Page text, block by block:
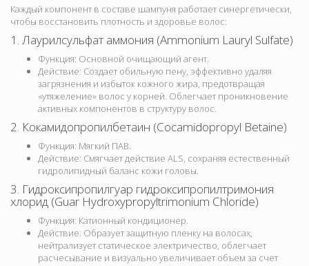
Каждый компонент в составе шампуня работает синергетически,
чтобы восстановить плотность и здоровье волос:
1. Лаурилсульфат аммония (Ammonium Lauryl Sulfate)
Функция: Основной очищающий агент.
Действие: Создает обильную пену, эффективно удаляя
загрязнения и избыток кожного жира, предотвращая
«утяжеление» волос у корней. Облегчает проникновение
активных компонентов в структуру волос.
2. Кокамидопропилбетаин (Cocamidopropyl Betaine)
Функция: Мягкий ПАВ.
Действие: Смягчает действие ALS, сохраняя естественный
гидролипидный баланс кожи головы.
3. Гидроксипропилгуар гидроксипропилтримония
хлорид (Guar Hydroxypropyltrimonium Chloride)
Функция: Катионный кондиционер.
Действие: Образует защитную пленку на волосах,
нейтрализует статическое электричество, облегчает
расчесывание и визуально увеличивает объем за счет